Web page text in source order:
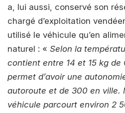
a, lui aussi, conservé son
chargé d’exploitation
utilisé le véhicule qu’en
naturel : « Selon la
contient entre 14 et 15 kg de
permet d’avoir une
autoroute et de 300 en ville.
véhicule parcourt environ 2